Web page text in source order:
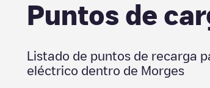
Puntos de
Listado de puntos de recarga
eléctrico dentro de Morges